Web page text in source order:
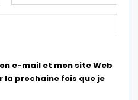
e-mail et mon site Web
la prochaine fois que je